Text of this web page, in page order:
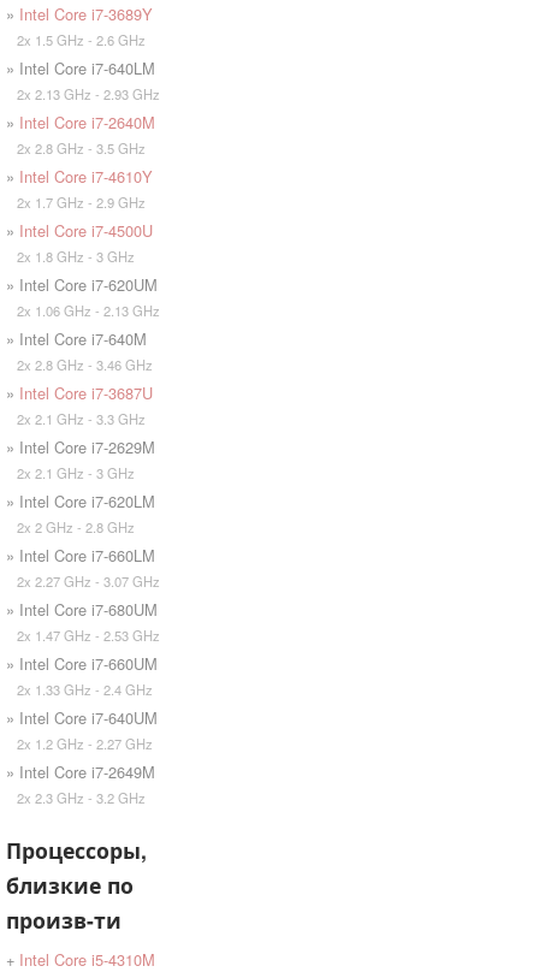
» Intel Core i7-3689Y
2x 1.5 GHz - 2.6 GHz
» Intel Core i7-640LM
2x 2.13 GHz - 2.93 GHz
» Intel Core i7-2640M
2x 2.8 GHz - 3.5 GHz
» Intel Core i7-4610Y
2x 1.7 GHz - 2.9 GHz
» Intel Core i7-4500U
2x 1.8 GHz - 3 GHz
» Intel Core i7-620UM
2x 1.06 GHz - 2.13 GHz
» Intel Core i7-640M
2x 2.8 GHz - 3.46 GHz
» Intel Core i7-3687U
2x 2.1 GHz - 3.3 GHz
» Intel Core i7-2629M
2x 2.1 GHz - 3 GHz
» Intel Core i7-620LM
2x 2 GHz - 2.8 GHz
» Intel Core i7-660LM
2x 2.27 GHz - 3.07 GHz
» Intel Core i7-680UM
2x 1.47 GHz - 2.53 GHz
» Intel Core i7-660UM
2x 1.33 GHz - 2.4 GHz
» Intel Core i7-640UM
2x 1.2 GHz - 2.27 GHz
» Intel Core i7-2649M
2x 2.3 GHz - 3.2 GHz
Процессоры,
близкие по
произв-ти
+ Intel Core i5-4310M